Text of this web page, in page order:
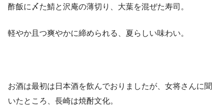
酢飯に〆た鯖と沢庵の薄切り、大葉を混ぜた寿司。
軽やか且つ爽やかに締められる、夏らしい味わい。
お酒は最初は日本酒を飲んでおりましたが、女将さんに聞
いたところ、長崎は焼酎文化。